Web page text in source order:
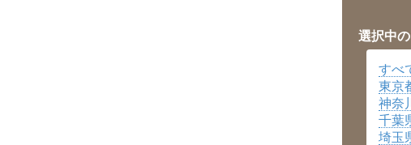
選択中
すべ
東京
神奈
千葉
埼玉